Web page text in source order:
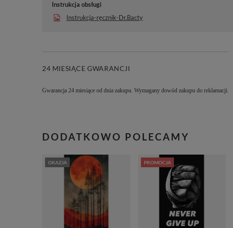
Instrukcja obsługi
Instrukcja-ręcznik-Dr.Bacty
24 MIESIĄCE GWARANCJI
Gwarancja 24 miesiące od dnia zakupu. Wymagany dowód zakupu do reklamacji.
DODATKOWO POLECAMY
OKAZJA PROMOCJA